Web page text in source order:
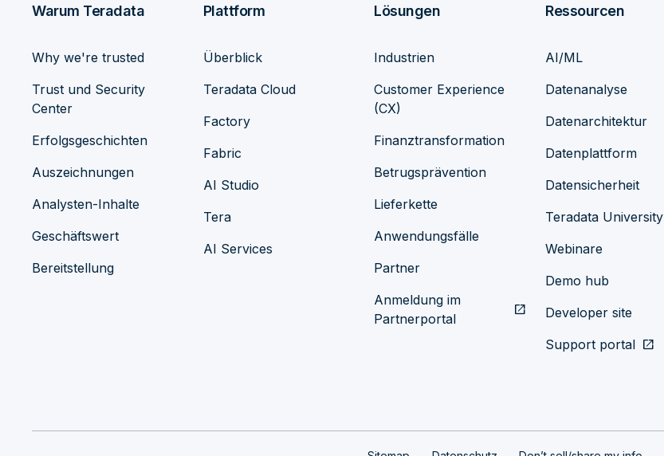
Warum Teradata
Why we're trusted
Trust und Security
Center
Erfolgsgeschichten
Auszeichnungen
Analysten-Inhalte
Geschäftswert
Bereitstellung
Plattform
Überblick
Teradata Cloud
Factory
Fabric
AI Studio
Tera
AI Services
Lösungen
Industrien
Customer Experience
(CX)
Finanztransformation
Betrugsprävention
Lieferkette
Anwendungsfälle
Partner
Anmeldung im
Partnerportal
open_in_new
Ressourcen
AI/ML
Datenanalyse
Datenarchitektur
Datenplattform
Datensicherheit
Teradata University
Webinare
Demo hub
Developer site
Support portal open_in_new